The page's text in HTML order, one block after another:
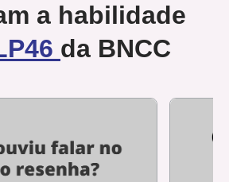
a habilidade
da BNCC